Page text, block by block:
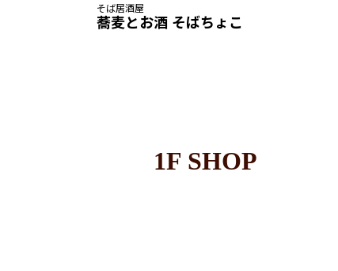
そば居酒屋
蕎麦とお酒 そばちょこ
1F SHOP